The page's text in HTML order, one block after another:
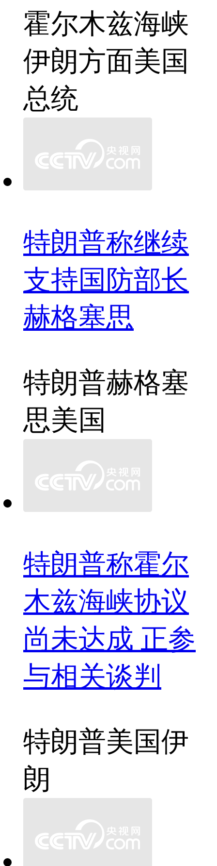
霍尔木兹海峡
伊朗方面美国
总统
特朗普称继续
支持国防部长
赫格塞思
特朗普赫格塞
思美国
特朗普称霍尔
木兹海峡协议
尚未达成 正参
与相关谈判
特朗普美国伊
朗